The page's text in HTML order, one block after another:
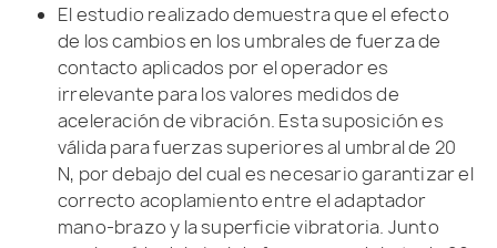
El estudio realizado demuestra que el efecto
de los cambios en los umbrales de fuerza de
contacto aplicados por el operador es
irrelevante para los valores medidos de
aceleración de vibración. Esta suposición es
válida para fuerzas superiores al umbral de 20
N, por debajo del cual es necesario garantizar el
correcto acoplamiento entre el adaptador
mano-brazo y la superficie vibratoria. Junto